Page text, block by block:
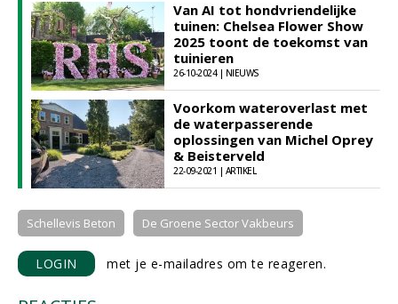
Van AI tot hondvriendelijke
tuinen: Chelsea Flower Show
2025 toont de toekomst van
tuinieren
26-10-2024 | NIEUWS
Voorkom wateroverlast met
de waterpasserende
oplossingen van Michel Oprey
& Beisterveld
22-09-2021 | ARTIKEL
Schellevis Beton De Groene Sector Vakbeurs
LOGIN met je e-mailadres om te reageren.